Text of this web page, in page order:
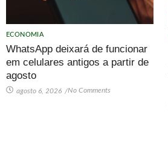
ECONOMIA
WhatsApp deixará de funcionar
em celulares antigos a partir de
agosto
agosto 6, 2026 /No Comments